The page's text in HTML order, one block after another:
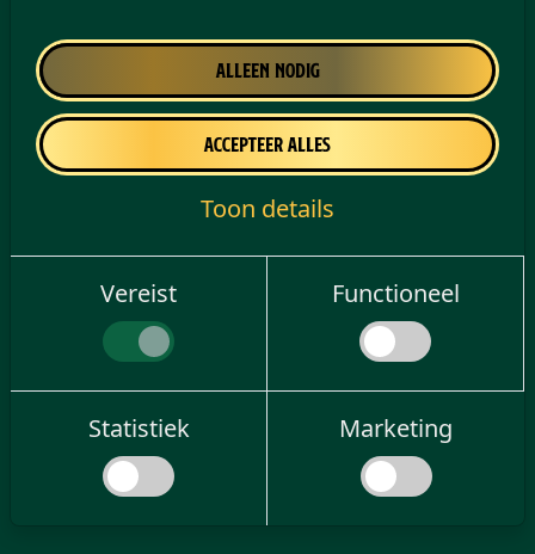
Alleen nodig
Accepteer alles
Toon details
Vereist Functioneel
Statistiek Marketing
Pub.